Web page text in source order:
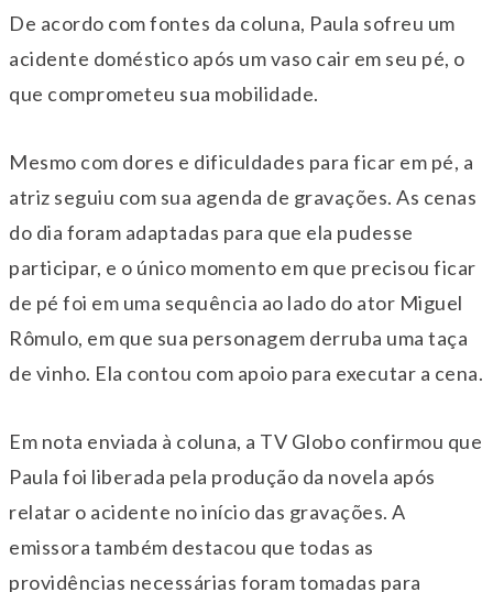
De acordo com fontes da coluna, Paula sofreu um
acidente doméstico após um vaso cair em seu pé, o
que comprometeu sua mobilidade.
Mesmo com dores e dificuldades para ficar em pé, a
atriz seguiu com sua agenda de gravações. As cenas
do dia foram adaptadas para que ela pudesse
participar, e o único momento em que precisou ficar
de pé foi em uma sequência ao lado do ator Miguel
Rômulo, em que sua personagem derruba uma taça
de vinho. Ela contou com apoio para executar a cena.
Em nota enviada à coluna, a TV Globo confirmou que
Paula foi liberada pela produção da novela após
relatar o acidente no início das gravações. A
emissora também destacou que todas as
providências necessárias foram tomadas para